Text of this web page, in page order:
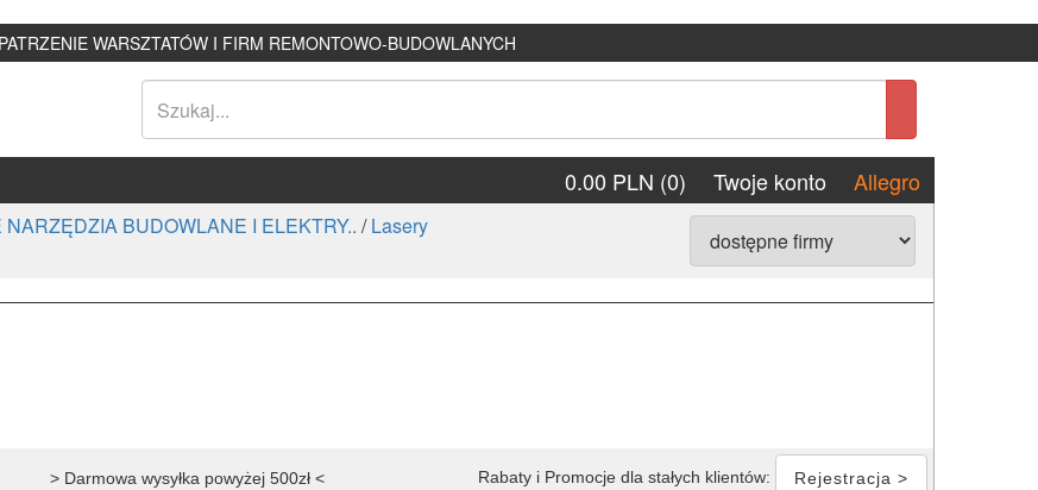
WARSZTATÓW I FIRM REMONTOWO-BUDOWLANYCH
0.00 PLN (0) Twoje konto
Allegro
NARZĘDZIA BUDOWLANE I ELEKTRY.. /Lasery
> Darmowa wysyłka powyżej 500zł < Rabaty i Promocje dla stałych klientów: Rejestracja >